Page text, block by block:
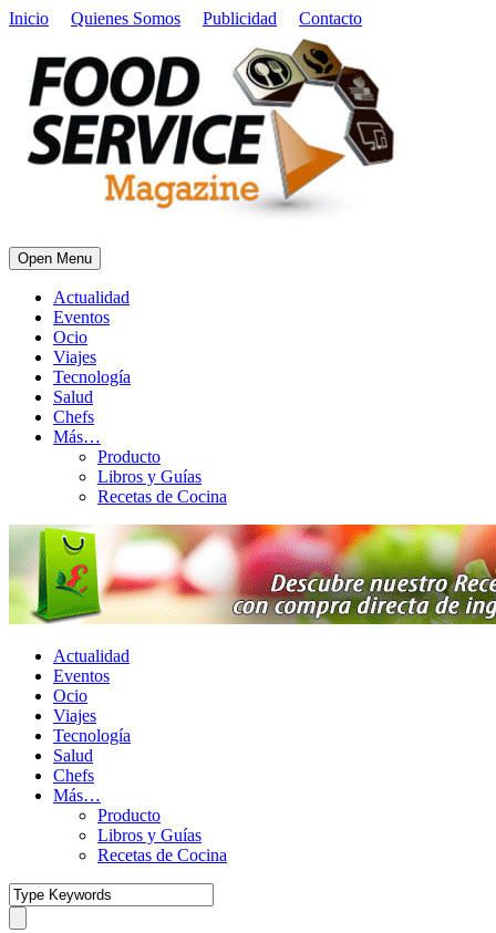
Inicio Quienes Somos Publicidad Contacto
Open Menu
Actualidad
Eventos
Ocio
Viajes
Tecnología
Salud
Chefs
Más…
Producto
Libros y Guías
Recetas de Cocina
Actualidad
Eventos
Ocio
Viajes
Tecnología
Salud
Chefs
Más…
Producto
Libros y Guías
Recetas de Cocina